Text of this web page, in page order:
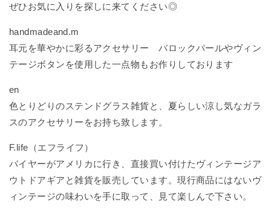
ぜひお気に入りを探しに来てください◎
handmadeand.m
耳元を華やかに彩るアクセサリー バロックパールやヴィン
テージボタンを使用した一点物もお作りしております
en
色とりどりのステンドグラス雑貨と、夏らしい涼し気なガラ
スのアクセサリーをお持ち致します。
F.life（エフライフ）
バイヤーがアメリカに行き、直接買い付けたヴィンテージア
ウトドアギアと雑貨を販売しています。現行商品にはないヴ
ィンテージの味わいを手に取って、見て楽しんで下さい。